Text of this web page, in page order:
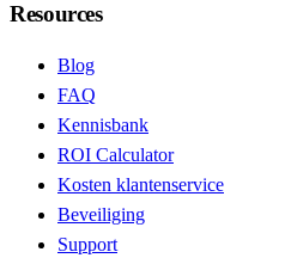
Resources
Blog
FAQ
Kennisbank
ROI Calculator
Kosten klantenservice
Beveiliging
Support